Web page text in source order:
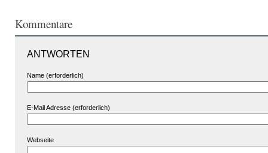
Kommentare
ANTWORTEN
Name (erforderlich)
E-Mail Adresse (erforderlich)
Webseite